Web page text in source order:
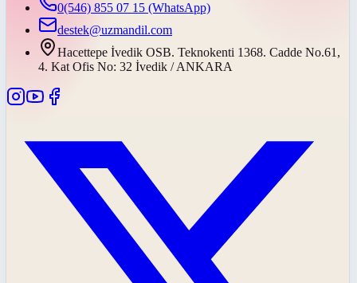
0(546) 855 07 15 (WhatsApp)
destek@uzmandil.com
Hacettepe İvedik OSB. Teknokenti 1368. Cadde No.61,
4. Kat Ofis No: 32 İvedik / ANKARA